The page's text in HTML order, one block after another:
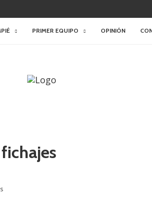
PRIMER EQUIPO OPINIÓN